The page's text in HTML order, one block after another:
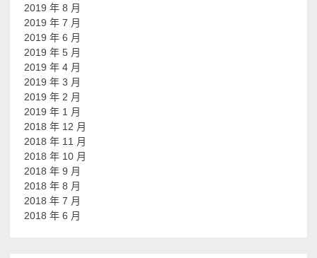
2019 年 8 月
2019 年 7 月
2019 年 6 月
2019 年 5 月
2019 年 4 月
2019 年 3 月
2019 年 2 月
2019 年 1 月
2018 年 12 月
2018 年 11 月
2018 年 10 月
2018 年 9 月
2018 年 8 月
2018 年 7 月
2018 年 6 月